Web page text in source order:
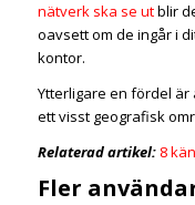
nätverk ska se utblir
oavsett om de ingår i
kontor.
Ytterligare en fördel är
ett visst geografisk
Relaterad artikel: 8
Fler